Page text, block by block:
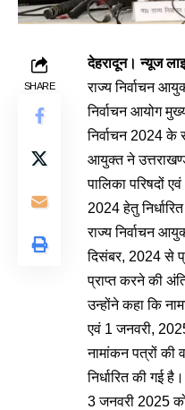
SHARE
देहरादून। न्यूज
राज्य निर्वाचन
निर्वाचन आयोग
निर्वाचन 2024 के
आयुक्त ने
पालिका परिषदों
2024 हेतु
राज्य निर्वाचन
दिसंबर, 2024 से
प्राप्त करने की
उन्होंने कहा कि
एवं 1 जनवरी,
नामांकन पत्रों की
निर्धारित की गई है।
3 जनवरी 2025